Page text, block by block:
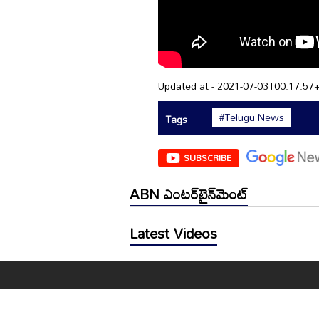
Updated at - 2021-07-
Tags
#Telugu News
SUBSCRIBE
ABN ఎంటర్‌టైన్‌మెంట్
Latest Videos